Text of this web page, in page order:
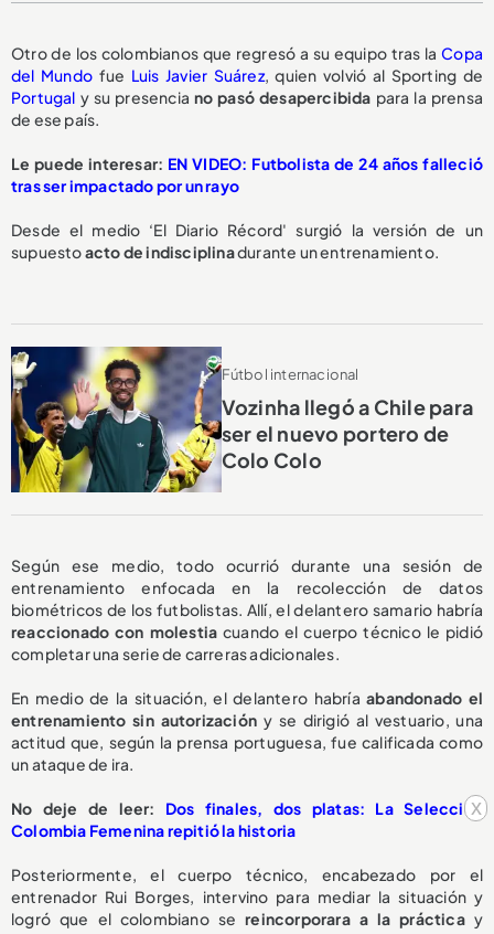
x
Otro de los colombianos que regresó a su equipo tras laCopa
del Mundo fue Luis Javier Suárez, quien volvió al Sporting de
Portugal y su presencia no pasó desapercibida para la prensa
de ese país.
Le puede interesar: EN VIDEO: Futbolista de 24 años falleció
tras ser impactado por un rayo
Desde el medio ‘El Diario Récord' surgió la versión de un
supuestoacto de indisciplinadurante un entrenamiento.
Fútbol internacional
Vozinha llegó a Chile para
ser el nuevo portero de
Colo Colo
Según ese medio, todo ocurrió durante una sesión de
entrenamiento enfocada en la recolección de datos
biométricos de los futbolistas. Allí, el delantero samario habría
reaccionado con molestia cuando el cuerpo técnico le pidió
completar una serie de carreras adicionales.
En medio de la situación, el delantero habríaabandonado el
entrenamiento sin autorizacióny se dirigió al vestuario, una
actitud que, según la prensa portuguesa, fue calificada como
un ataque de ira.
No deje de leer: Dos finales, dos platas: La Selección
Colombia Femenina repitió la historia
Posteriormente, el cuerpo técnico, encabezado por el
entrenador Rui Borges, intervino para mediar la situación y
logró que el colombiano sereincorporara a la prácticay